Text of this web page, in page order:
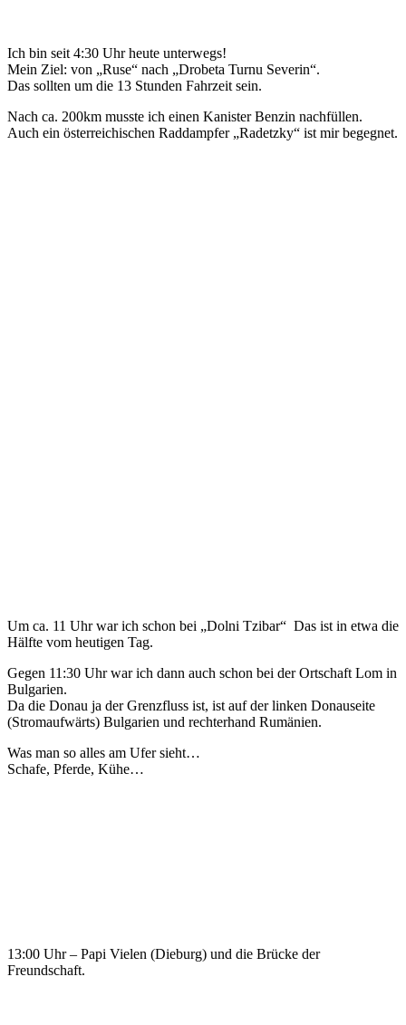
Ich bin seit 4:30 Uhr heute unterwegs!
Mein Ziel: von „Ruse“ nach „Drobeta Turnu Severin“.
Das sollten um die 13 Stunden Fahrzeit sein.
Nach ca. 200km musste ich einen Kanister Benzin nachfüllen.
Auch ein österreichischen Raddampfer „Radetzky“ ist mir begegnet.
Um ca. 11 Uhr war ich schon bei „Dolni Tzibar“ Das ist in etwa die
Hälfte vom heutigen Tag.
Gegen 11:30 Uhr war ich dann auch schon bei der Ortschaft Lom in
Bulgarien.
Da die Donau ja der Grenzfluss ist, ist auf der linken Donauseite
(Stromaufwärts) Bulgarien und rechterhand Rumänien.
Was man so alles am Ufer sieht…
Schafe, Pferde, Kühe…
13:00 Uhr – Papi Vielen (Dieburg) und die Brücke der
Freundschaft.